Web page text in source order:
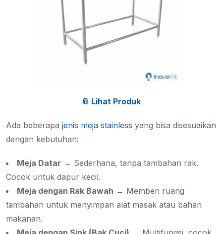
📎 Lihat Produk
Ada beberapa jenis meja stainless yang bisa disesuaikan
dengan kebutuhan:
Meja Datar → Sederhana, tanpa tambahan rak.
Cocok untuk dapur kecil.
Meja dengan Rak Bawah → Memberi ruang
tambahan untuk menyimpan alat masak atau bahan
makanan.